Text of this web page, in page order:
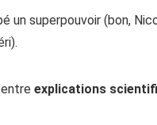
un superpouvoir (bon,
explications